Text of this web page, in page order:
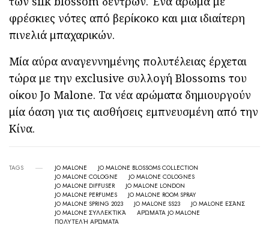
φρέσκιες νότες από βερίκοκο και μια ιδιαίτερη
πινελιά μπαχαρικών.
Μία αύρα αναγεννημένης πολυτέλειας έρχεται
τώρα με την exclusive συλλογή Blossoms του
οίκου Jo Malone. Τα νέα αρώματα δημιουργούν
μία όαση για τις αισθήσεις εμπνευσμένη από την
Κίνα.
TAGS JO MALONE
JO MALONE BLOSSOMS COLLECTION
JO MALONE COLOGNE
JO MALONE COLOGNES
JO MALONE DIFFUSER
JO MALONE LONDON
JO MALONE PERFUMES
JO MALONE ROOM SPRAY
JO MALONE SPRING 2023
JO MALONE SS23
JO MALONE ΕΣΆΝΣ
JO MALONE ΣΥΛΛΕΚΤΙΚΆ
ΑΡΏΜΑΤΑ JO MALONE
ΠΟΛΥΤΕΛΉ ΑΡΏΜΑΤΑ